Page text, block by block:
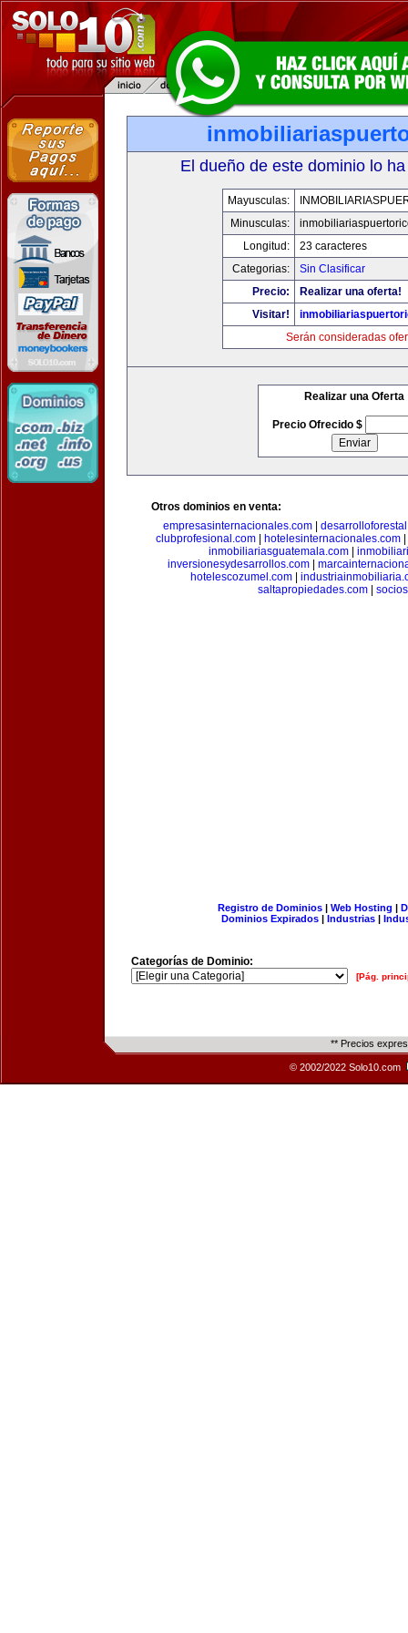
El dueño de este dominio lo
Mayusculas:
Minusculas:
Longitud:
23 caracteres
Categorias:
Sin Clasificar
Precio:
Realizar una oferta!
Visitar!
Serán consideradas
Realizar una Oferta
Precio Ofrecido $
Otros dominios en venta:
empresasinternacionales.com|
clubprofesional.com
hotelesinternacionales.com
inmobiliariasguatemala.com
inversionesydesarrollos.com|
hotelescozumel.com
saltapropiedades.com|
Registro de Dominios| Web Hosting |
Dominios Expirados | Industrias |
Categorías de Dominio:
[Pág.
** Precios
© 2002/2022 Solo10.com